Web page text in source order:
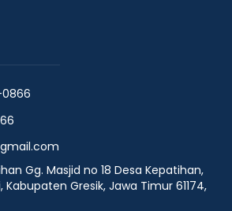
Gg. Masjid no 18 Desa Kepatihan,
Kabupaten Gresik, Jawa Timur 61174,